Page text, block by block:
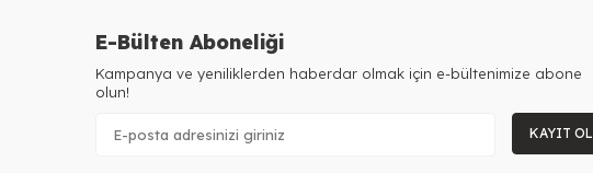
E-Bülten Aboneliği
Kampanya ve yeniliklerden haberdar olmak için e-bültenimize abone
olun!
KAYIT OL